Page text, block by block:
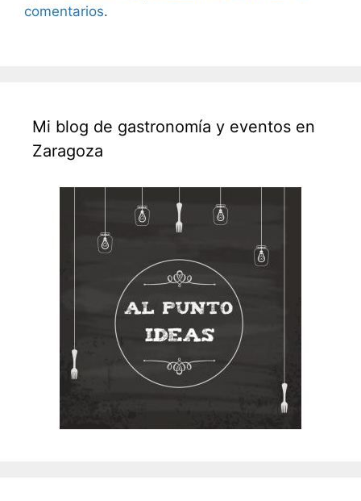
comentarios.
Mi blog de gastronomía y eventos en
Zaragoza